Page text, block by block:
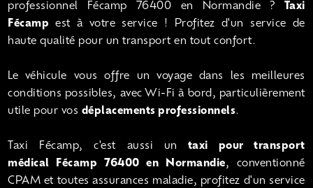
professionnel Fécamp 76400 en Normandie ? Taxi
Fécamp est à votre service ! Profitez d'un service de
haute qualité pour un transport en tout confort.
Le véhicule vous offre un voyage dans les meilleures
conditions possibles, avec Wi-Fi à bord, particulièrement
utile pour vos déplacements professionnels.
Taxi Fécamp, c'est aussi un
taxi pour transport
médical Fécamp 76400 en Normandie, conventionné
CPAM et toutes assurances maladie, profitez d'un service